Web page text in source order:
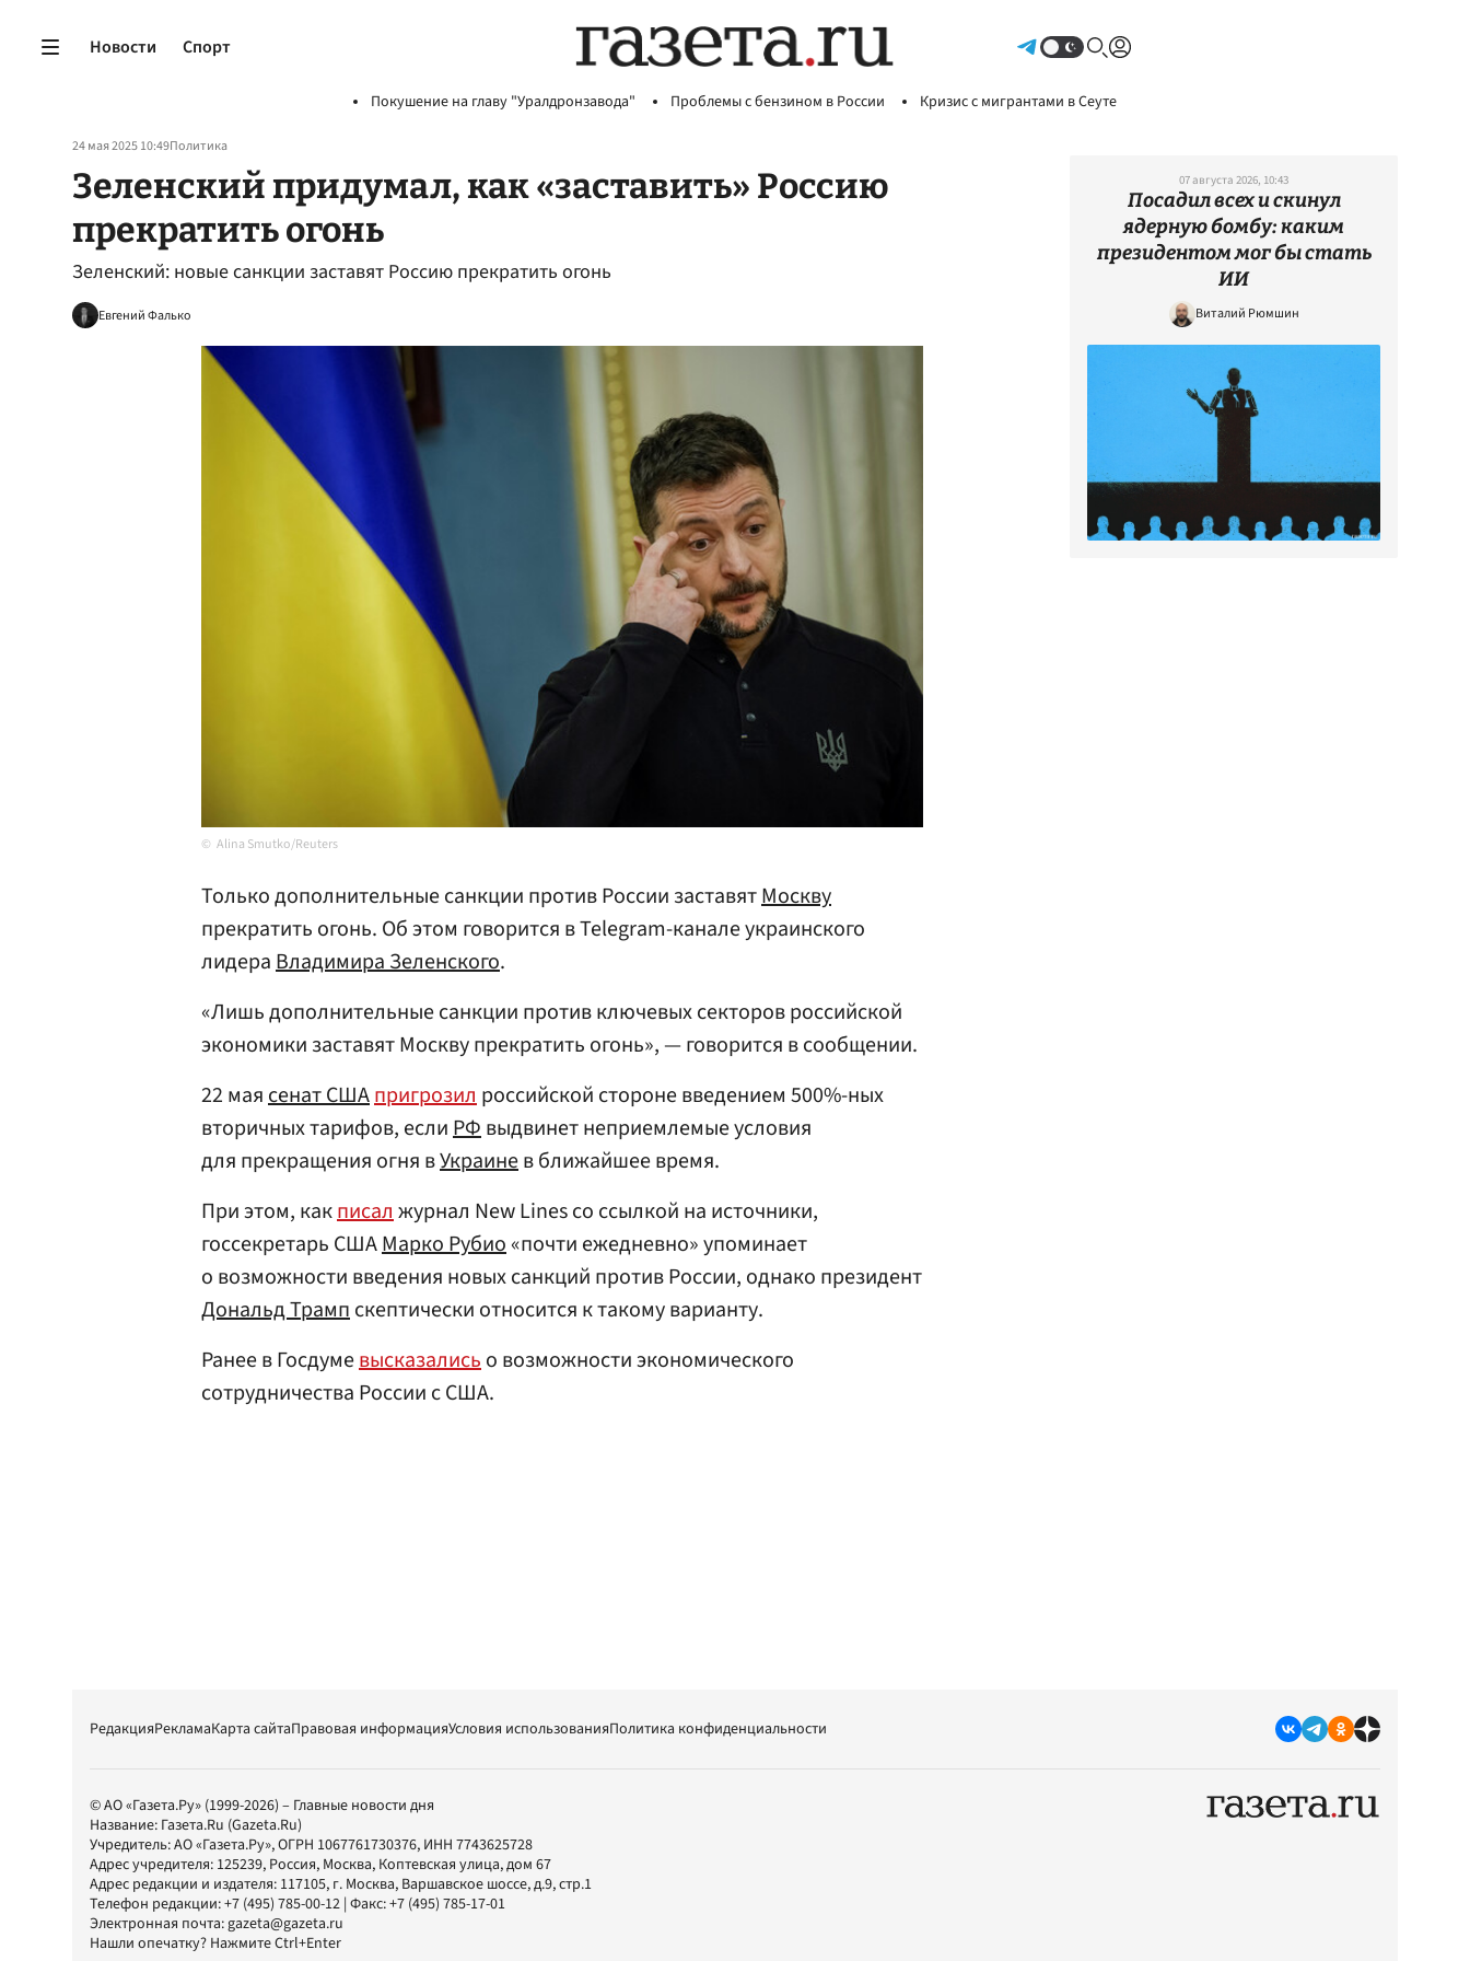
Новости Спорт
Покушение на главу "Уралдронзавода" Проблемы с бензином в России Кризис с мигрантами в Сеуте
24 мая 2025 10:49Политика
Зеленский придумал, как «заставить» Россию
прекратить огонь
Зеленский: новые санкции заставят Россию прекратить огонь
Евгений Фалько
Alina Smutko/Reuters
Только дополнительные санкции против России заставятМоскву
прекратить огонь. Об этом говорится в Telegram-канале украинского
лидераВладимира Зеленского.
«Лишь дополнительные санкции против ключевых секторов российской
экономики заставят Москву прекратить огонь», — говорится в сообщении.
22 маясенатСШАпригрозилроссийской стороне введением 500%-ных
вторичных тарифов, еслиРФвыдвинет неприемлемые условия
для прекращения огня вУкраинев ближайшее время.
При этом, какписалжурнал New Lines со ссылкой на источники,
госсекретарь СШАМарко Рубио«почти ежедневно» упоминает
о возможности введения новых санкций против России, однако президент
Дональд Трампскептически относится к такому варианту.
Ранее в Госдумевысказалисьо возможности экономического
сотрудничества России с США.
07 августа 2026, 10:43
Посадил всех и скинул
ядерную бомбу: каким
президентом мог бы стать
ИИ
Виталий Рюмшин
РедакцияРекламаКарта сайтаПравовая информацияУсловия использованияПолитика конфиденциальности
© АО «Газета.Ру» (1999-2026) – Главные новости дня
Название: Газета.Ru (Gazeta.Ru)
Учредитель:АО «Газета.Ру», ОГРН 1067761730376, ИНН 7743625728
Адрес учредителя: 125239, Россия, Москва, Коптевская улица, дом 67
Адрес редакции и издателя: 117105, г. Москва, Варшавское шоссе, д.9, стр.1
Телефон редакции:+7 (495) 785-00-12 | Факс:+7 (495) 785-17-01
Электронная почта:gazeta@gazeta.ru
Нашли опечатку? Нажмите Ctrl+Enter